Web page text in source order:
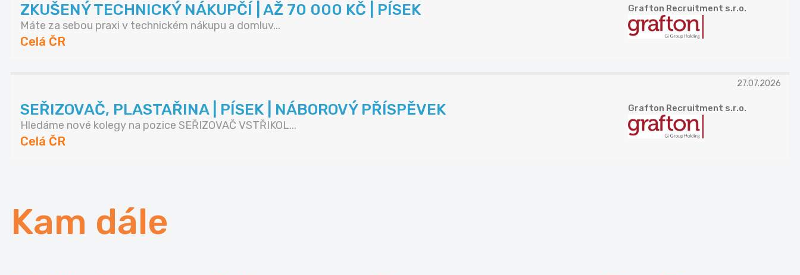
ZKUŠENÝ TECHNICKÝ NÁKUPČÍ | AŽ 70 000 KČ | PÍSEK
Máte za sebou praxi v technickém nákupu a domluv...
Celá ČR
Grafton Recruitment s.r.o.
27.07.2026
SEŘIZOVAČ, PLASTAŘINA | PÍSEK | NÁBOROVÝ PŘÍSPĚVEK
Hledáme nové kolegy na pozice SEŘIZOVAČ VSTŘIKOL...
Celá ČR
Grafton Recruitment s.r.o.
Kam dále